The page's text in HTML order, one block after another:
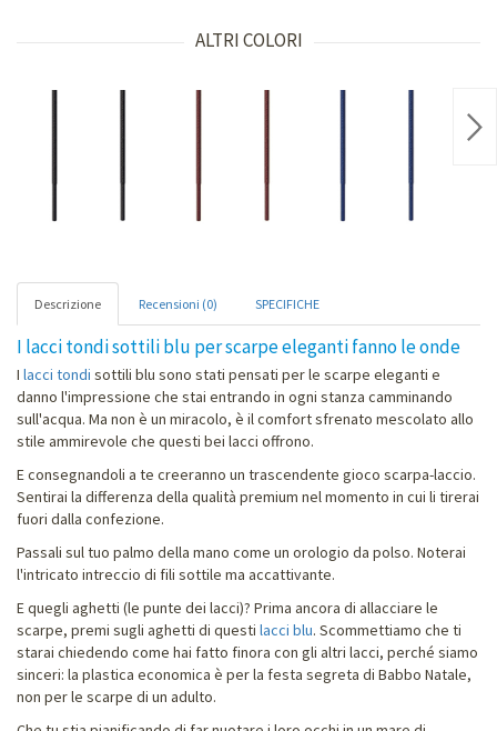
ALTRI COLORI
Descrizione Recensioni (0) SPECIFICHE
I lacci tondi sottili blu per scarpe eleganti fanno le onde
I lacci tondi sottili blu sono stati pensati per le scarpe eleganti e
danno l'impressione che stai entrando in ogni stanza camminando
sull'acqua. Ma non è un miracolo, è il comfort sfrenato mescolato allo
stile ammirevole che questi bei lacci offrono.
E consegnandoli a te creeranno un trascendente gioco scarpa-laccio.
Sentirai la differenza della qualità premium nel momento in cui li tirerai
fuori dalla confezione.
Passali sul tuo palmo della mano come un orologio da polso. Noterai
l'intricato intreccio di fili sottile ma accattivante.
E quegli aghetti (le punte dei lacci)? Prima ancora di allacciare le
scarpe, premi sugli aghetti di questi lacci blu. Scommettiamo che ti
starai chiedendo come hai fatto finora con gli altri lacci, perché siamo
sinceri: la plastica economica è per la festa segreta di Babbo Natale,
non per le scarpe di un adulto.